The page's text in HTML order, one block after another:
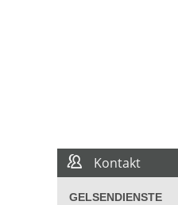
Kontakt
GELSENDIENSTE